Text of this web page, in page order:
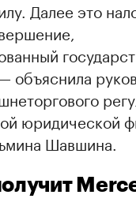
Далее это
объяснила
юридической
Шавшина.